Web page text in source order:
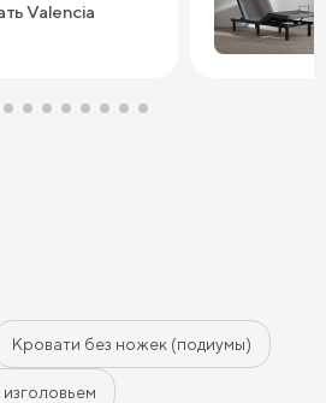
Valencia
Кровати без ножек (подиумы)